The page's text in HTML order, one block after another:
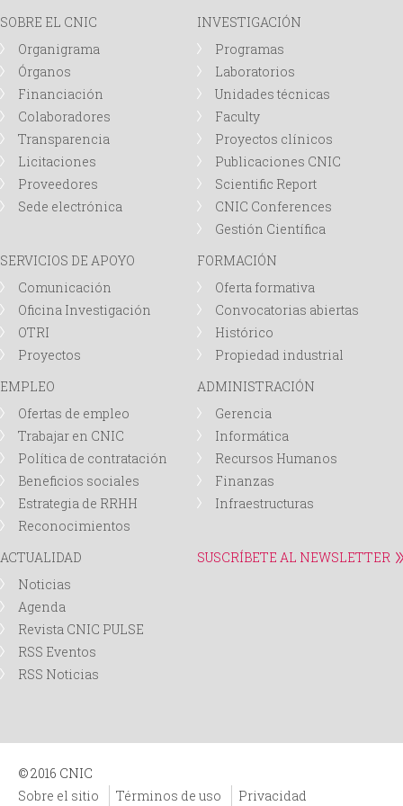
o
d
e
b
ú
s
q
u
e
d
a
SOBRE EL CNIC
Organigrama
Órganos
Financiación
Colaboradores
Transparencia
Licitaciones
Proveedores
Sede electrónica
INVESTIGACIÓN
Programas
Laboratorios
Unidades técnicas
Faculty
Proyectos clínicos
Publicaciones CNIC
Scientific Report
CNIC Conferences
Gestión Científica
SERVICIOS DE APOYO
Comunicación
Oficina Investigación
OTRI
Proyectos
FORMACIÓN
Oferta formativa
Convocatorias abiertas
Histórico
Propiedad industrial
EMPLEO
Ofertas de empleo
Trabajar en CNIC
Política de contratación
Beneficios sociales
Estrategia de RRHH
Reconocimientos
ADMINISTRACIÓN
Gerencia
Informática
Recursos Humanos
Finanzas
Infraestructuras
ACTUALIDAD
Noticias
Agenda
Revista CNIC PULSE
RSS Eventos
RSS Noticias
SUSCRÍBETE AL NEWSLETTER
© 2016 CNIC
Sobre el sitio
Términos de uso Privacidad